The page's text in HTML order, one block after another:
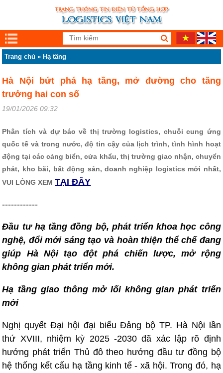
Trang chủ » Hạ tầng
Hà Nội bứt phá hạ tầng, mở đường cho tăng
trưởng hai con số
19/01/2026 09:32
Phân tích và dự báo về thị trường logistics, chuỗi cung ứng
quốc tế và trong nước, độ tin cậy của lịch trình, tình hình hoạt
động tại các cảng biển, cửa khẩu, thị trường giao nhận, chuyển
phát, kho bãi, bất động sản, doanh nghiệp logistics mới nhất,
VUI LÒNG XEM TẠI ĐÂY
------------
Đầu tư hạ tầng đồng bộ, phát triển khoa học công
nghệ, đổi mới sáng tạo và hoàn thiện thể chế đang
giúp Hà Nội tạo đột phá chiến lược, mở rộng
không gian phát triển mới.
Hạ tầng giao thông mở lối không gian phát triển
mới
Nghị quyết Đại hội đại biểu Đảng bộ TP. Hà Nội lần
thứ XVIII, nhiệm kỳ 2025 -2030 đã xác lập rõ định
hướng phát triển Thủ đô theo hướng đầu tư đồng bộ
hệ thống kết cấu hạ tầng kinh tế - xã hội. Trong đó, hạ